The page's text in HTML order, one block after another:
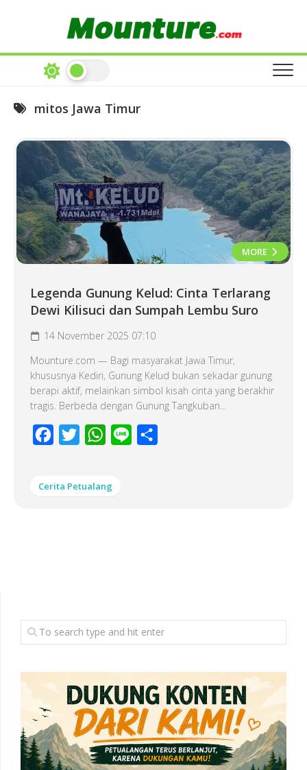
mitos Jawa Timur
MORE
Legenda Gunung Kelud: Cinta Terlarang
Dewi Kilisuci dan Sumpah Lembu Suro
14 November 2025 07:10
Mounture.com — Bagi masyarakat Jawa Timur,
khususnya Kediri, Gunung Kelud bukan sekadar gunung
berapi aktif, melainkan simbol kisah cinta yang berakhir
tragis. Berbeda dengan Gunung Tangkuban...
Facebook
Twitter WhatsApp
Line
Cerita Petualang